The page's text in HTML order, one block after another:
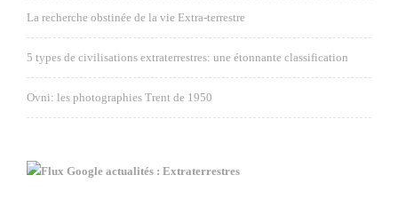
La recherche obstinée de la vie Extra-terrestre
5 types de civilisations extraterrestres: une étonnante classification
Ovni: les photographies Trent de 1950
Google actualités : Extraterrestres